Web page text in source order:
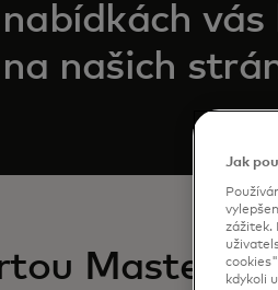
nabídkách
na našich
Jak
zážitek.
kdykoli